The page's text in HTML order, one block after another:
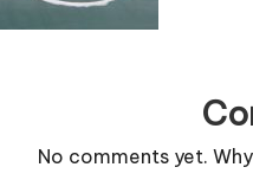
No comments yet.